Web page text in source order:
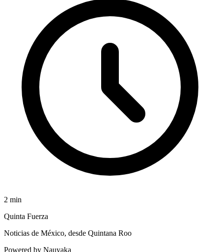
2 min
Quinta Fuerza
Noticias de México, desde Quintana Roo
Powered by Nauyaka